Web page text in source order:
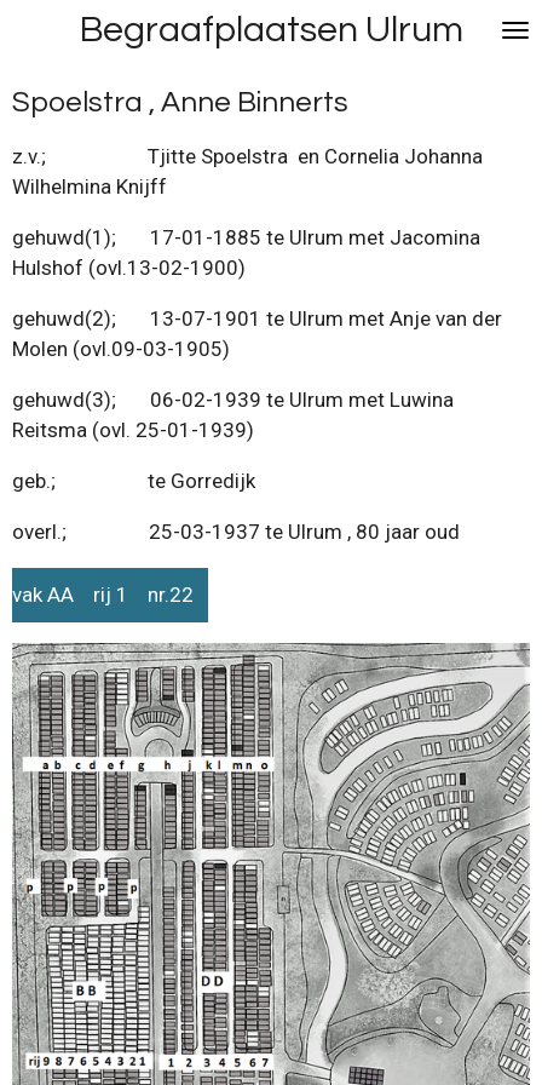
naar
de
hoofdinhoud
Begraafplaatsen Ulrum
Spoelstra , Anne Binnerts
z.v.; Tjitte Spoelstra en Cornelia Johanna
Wilhelmina Knijff
gehuwd(1); 17-01-1885 te Ulrum met Jacomina
Hulshof (ovl.13-02-1900)
gehuwd(2); 13-07-1901 te Ulrum met Anje van der
Molen (ovl.09-03-1905)
gehuwd(3); 06-02-1939 te Ulrum met Luwina
Reitsma (ovl. 25-01-1939)
geb.; te Gorredijk
overl.; 25-03-1937 te Ulrum , 80 jaar oud
vak AA rij 1 nr.22